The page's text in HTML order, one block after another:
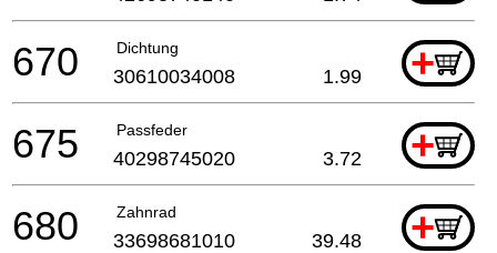
Dichtung +
670 30610034008 1.99
Passfeder +
675 40298745020 3.72
Zahnrad +
680 33698681010 39.48